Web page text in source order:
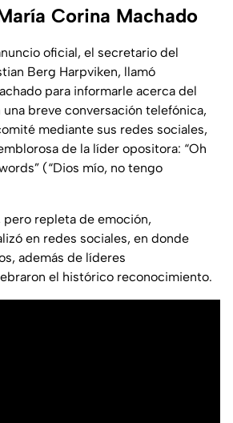
Corina Machado
oficial, el secretario del
Berg Harpviken, llamó
para informarle acerca del
breve conversación telefónica,
mediante sus redes sociales,
de la líder opositora: “Oh
(“Dios mío, no tengo
pero repleta de emoción,
en redes sociales, en donde
además de líderes
el histórico reconocimiento.